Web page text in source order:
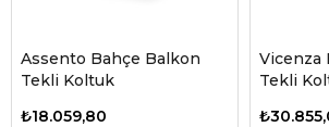
Assento Bahçe Balkon
Tekli Koltuk
₺18.059,80
Vicenza
Tekli